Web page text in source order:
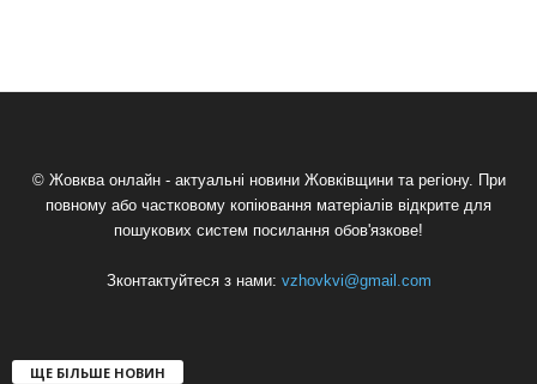
© Жовква онлайн - актуальні новини Жовківщини та регіону. При
повному або частковому копіювання матеріалів відкрите для
пошукових систем посилання обов'язкове!
Зконтактуйтеся з нами: vzhovkvi@gmail.com
ЩЕ БІЛЬШЕ НОВИН